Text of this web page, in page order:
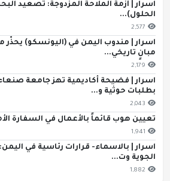
اسرار | أزمة الملاحة المزدوجة: تصعيد
الحلول)...
2,577
اسرار | مندوب اليمن في (اليونسكو)
مبانٍ تاريخي...
2,179
اسرار | فضيحة أكاديمية تهز جامعة
بطلبات حوثية و...
2,043
تعيين هوب قائماً بالأعمال في السفارة
1,941
اسرار | بالاسماء- قرارات رئاسية في
الجوية وت...
1,882